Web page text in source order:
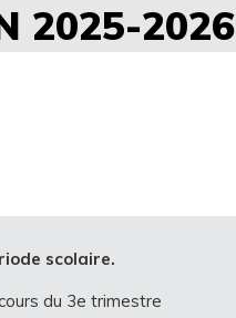
2025-2026
scolaire.
du 3e trimestre